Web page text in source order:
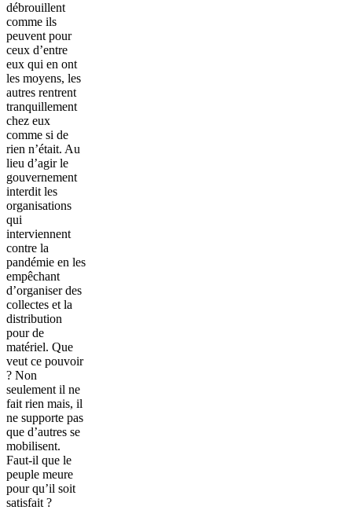
débrouillent
comme ils
peuvent pour
ceux d’entre
eux qui en ont
les moyens, les
autres rentrent
tranquillement
chez eux
comme si de
rien n’était. Au
lieu d’agir le
gouvernement
interdit les
organisations
qui
interviennent
contre la
pandémie en les
empêchant
d’organiser des
collectes et la
distribution
pour de
matériel. Que
veut ce pouvoir
? Non
seulement il ne
fait rien mais, il
ne supporte pas
que d’autres se
mobilisent.
Faut-il que le
peuple meure
pour qu’il soit
satisfait ?